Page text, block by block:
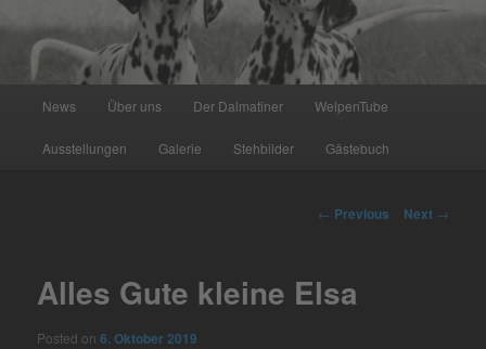
News Über uns Der Dalmatiner WelpenTube
Ausstellungen Galerie Stehbilder Gästebuch
Post
← Previous Next →
Alles Gute kleine Elsa
Posted on6. Oktober 2019